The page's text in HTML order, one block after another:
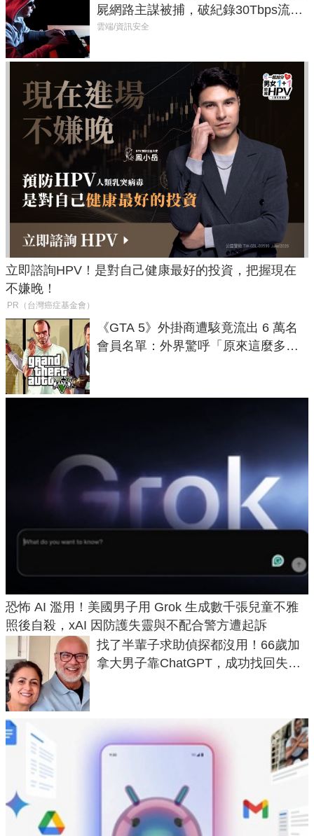
屍網路主謀被捕，破紀錄30Tbps流量
癱瘓全球！
雲端/資訊安全
立即諮詢HPV！是對自己健康最好的投資，把握現在
不嫌晚！
PR（台灣癌症基金會）
《GTA 5》外掛商遭駭竟流出 6 萬名
會員名單：外界驚呼「原來這麼多人
恐怖 AI 濫用！美國男子用 Grok 生成數千張兒童不雅
照後自殺，xAI 因防護失靈與不配合警方遭起訴
找了半輩子求助偵探都沒用！66歲加
拿大男子靠ChatGPT，成功找回失散